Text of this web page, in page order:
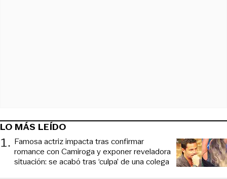
LO MÁS LEÍDO
1. Famosa actriz impacta tras confirmar
romance con Camiroga y exponer reveladora
situación: se acabó tras ‘culpa’ de una colega